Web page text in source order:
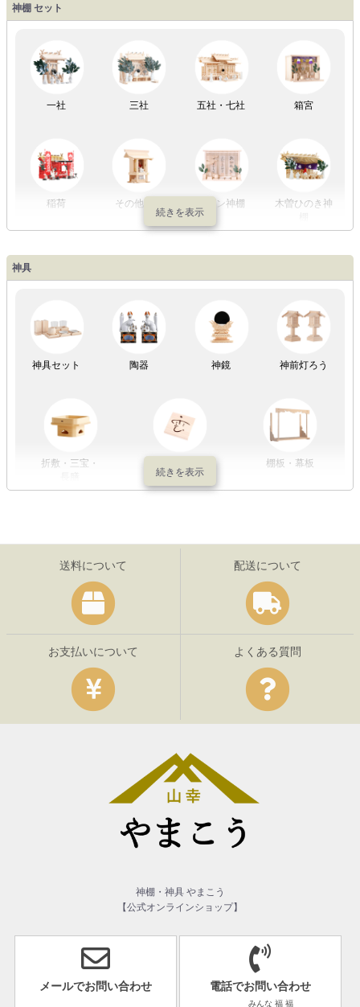
盆提灯一万円
以内
～2万円
～3万円
以上
神棚 セット
一社 三社 五社・七社 箱宮
稲荷 その他の社 モダン神棚
木曽ひのき神
神具
神具セット 陶器 神鏡 神前灯ろう
折敷・三宝・
棚板・幕板
送料について 配送について
お支払いについて よくある質問
神棚・神具 やまこう
【公式オンラインショップ】
メールでお問い合わせ 電話でお問い合わせ
みんな 福 福